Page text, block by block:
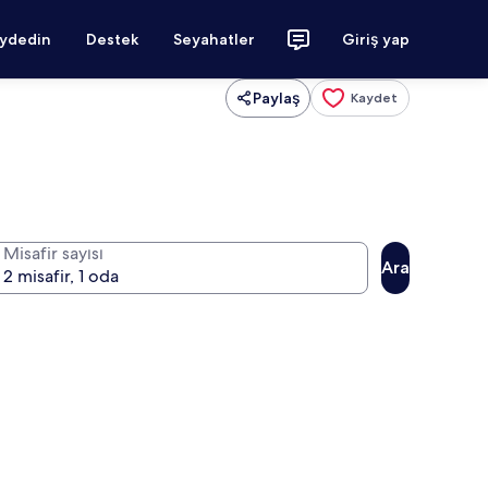
Destek Seyahatler Giriş yap
Paylaş Kaydet
Misafir sayısı
Ara